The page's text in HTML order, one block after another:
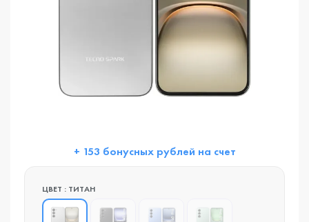
+ 153 бонусных рублей на счет
ЦВЕТ : ТИТАН